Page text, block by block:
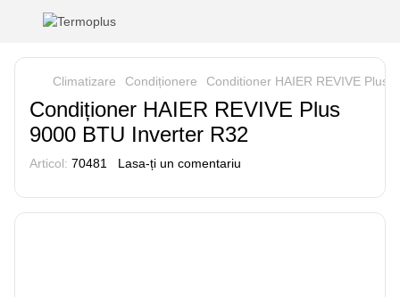
Climatizare Condiționere Conditioner HAIER REVIVE Plus
Condiționer HAIER REVIVE Plus
9000 BTU Inverter R32
Articol: 70481 Lasa-ți un comentariu